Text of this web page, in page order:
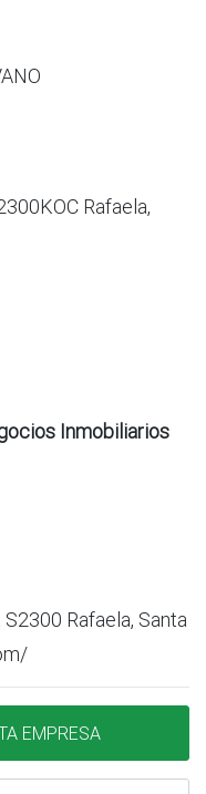
Rafaela,
Inmobiliarios
Rafaela, Santa
EMPRESA